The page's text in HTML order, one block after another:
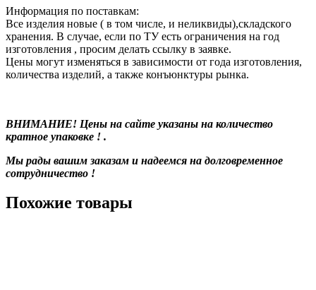
Информация по поставкам:
Все изделия новые ( в том числе, и неликвиды),складского
хранения. В случае, если по ТУ есть ограничения на год
изготовления , просим делать ссылку в заявке.
Цены могут изменяться в зависимости от года изготовления,
количества изделий, а также конъюнктуры рынка.
ВНИМАНИЕ! Цены на сайте указаны на количество
кратное упаковке ! .
Мы рады вашим заказам и надеемся на долговременное
сотрудничество !
Похожие товары